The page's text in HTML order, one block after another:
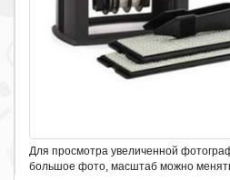
Для просмотра увеличенной
большое фото, масштаб можно